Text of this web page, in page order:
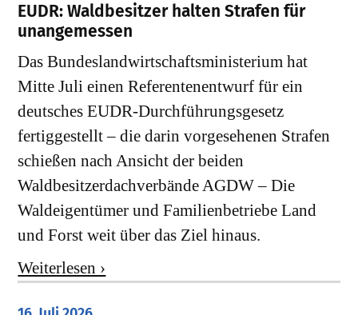
EUDR: Waldbesitzer halten Strafen für
unangemessen
Das Bundeslandwirtschaftsministerium hat
Mitte Juli einen Referentenentwurf für ein
deutsches EUDR-Durchführungsgesetz
fertiggestellt – die darin vorgesehenen Strafen
schießen nach Ansicht der beiden
Waldbesitzerdachverbände AGDW – Die
Waldeigentümer und Familienbetriebe Land
und Forst weit über das Ziel hinaus.
Weiterlesen ›